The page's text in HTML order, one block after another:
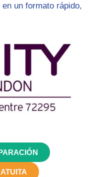
un formato rápido,